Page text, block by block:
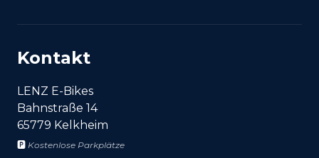
Kontakt
LENZ E-Bikes
Bahnstraße 14
65779 Kelkheim
🅿️ Kostenlose Parkplätze